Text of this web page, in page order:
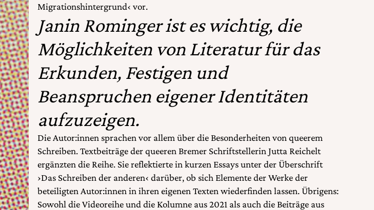
Migrationshintergrund‹ vor.
Janin Rominger ist es wichtig, die
Möglichkeiten von Literatur für das
Erkunden, Festigen und
Beanspruchen eigener Identitäten
aufzuzeigen.
Die Autor:innen sprachen vor allem über die Besonderheiten von queerem
Schreiben. Textbeiträge der queeren Bremer Schriftstellerin Jutta Reichelt
ergänzten die Reihe. Sie reflektierte in kurzen Essays unter der Überschrift
›Das Schreiben der anderen‹ darüber, ob sich Elemente der Werke der
beteiligten Autor:innen in ihren eigenen Texten wiederfinden lassen. Übrigens:
Sowohl die Videoreihe und die Kolumne aus 2021 als auch die Beiträge aus